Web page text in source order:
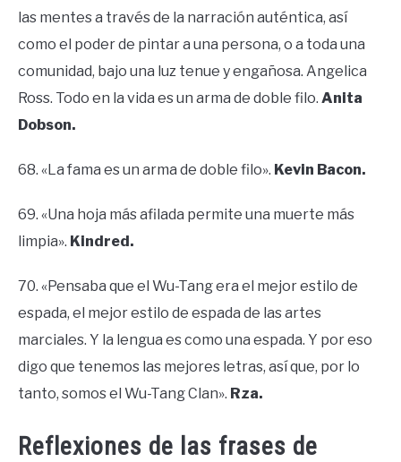
las mentes a través de la narración auténtica, así
como el poder de pintar a una persona, o a toda una
comunidad, bajo una luz tenue y engañosa. Angelica
Ross. Todo en la vida es un arma de doble filo. Anita
Dobson.
68. «La fama es un arma de doble filo». Kevin Bacon.
69. «Una hoja más afilada permite una muerte más
limpia». Kindred.
70. «Pensaba que el Wu-Tang era el mejor estilo de
espada, el mejor estilo de espada de las artes
marciales. Y la lengua es como una espada. Y por eso
digo que tenemos las mejores letras, así que, por lo
tanto, somos el Wu-Tang Clan». Rza.
Reflexiones de las frases de